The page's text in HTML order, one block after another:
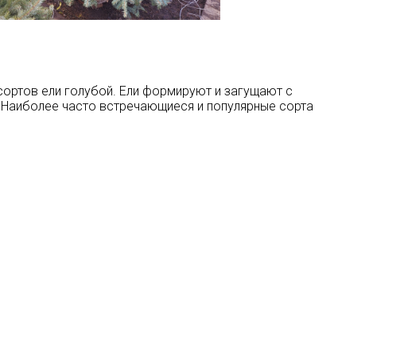
ели голубой. Ели формируют и загущают с
часто встречающиеся и популярные сорта